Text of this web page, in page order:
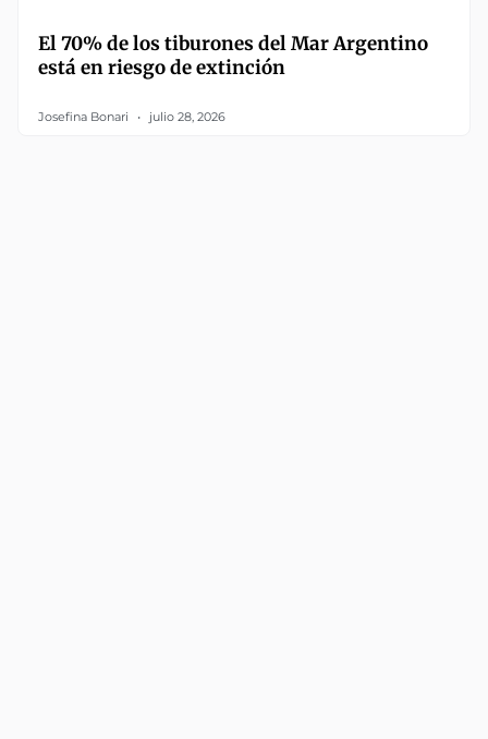
El 70% de los tiburones del Mar Argentino
está en riesgo de extinción
Josefina Bonari julio 28, 2026